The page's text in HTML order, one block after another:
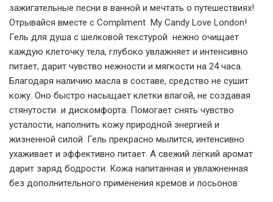
зажигательные песни в ванной и мечтать о путешествиях!
Отрывайся вместе с Compliment My Candy Love London!
Гель для душа с шелковой текстурой нежно очищает
каждую клеточку тела, глубоко увлажняет и интенсивно
питает, дарит чувство нежности и мягкости на 24 часа.
Благодаря наличию масла в составе, средство не сушит
кожу. Оно быстро насыщает клетки влагой, не создавая
стянутости и дискомфорта. Помогает снять чувство
усталости, наполнить кожу природной энергией и
жизненной силой. Гель прекрасно мылится, интенсивно
ухаживает и эффективно питает. А свежий лёгкий аромат
дарит заряд бодрости. Кожа напитанная и увлажненная
без дополнительного применения кремов и лосьонов